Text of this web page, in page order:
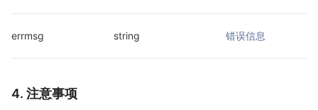
errmsg string 错误信息
4. 注意事项